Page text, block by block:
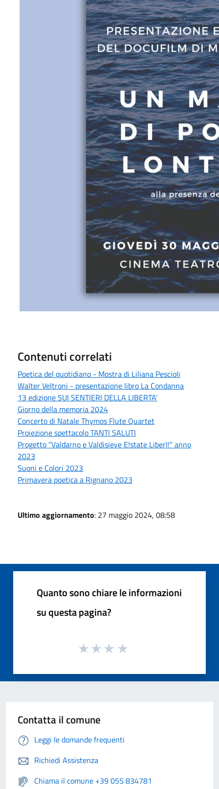
Contenuti correlati
Poetica del quotidiano - Mostra di Liliana Pescioli
Walter Veltroni - presentazione libro La Condanna
13 edizione SUI SENTIERI DELLA LIBERTA'
Giorno della memoria 2024
Concerto di Natale Thymos Flute Quartet
Proiezione spettacolo TANTI SALUTI
Progetto “Valdarno e Valdisieve E!state LiberI!” anno
2023
Suoni e Colori 2023
Primavera poetica a Rignano 2023
Ultimo aggiornamento: 27 maggio 2024, 08:58
Quanto sono chiare le informazioni
su questa pagina?
Contatta il comune
Leggi le domande frequenti
Richiedi Assistenza
Chiama il comune +39 055 834781